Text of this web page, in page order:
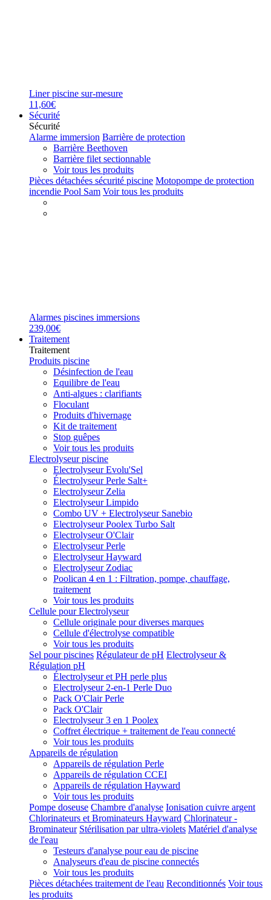
Liner piscine sur-mesure
11,60€
Sécurité
Sécurité
Alarme immersion Barrière de protection
Barrière Beethoven
Barrière filet sectionnable
Voir tous les produits
Pièces détachées sécurité piscine Motopompe de protection
incendie Pool Sam Voir tous les produits
Alarmes piscines immersions
239,00€
Traitement
Traitement
Produits piscine
Désinfection de l'eau
Equilibre de l'eau
Anti-algues : clarifiants
Floculant
Produits d'hivernage
Kit de traitement
Stop guêpes
Voir tous les produits
Electrolyseur piscine
Electrolyseur Evolu'Sel
Électrolyseur Perle Salt+
Electrolyseur Zelia
Electrolyseur Limpido
Combo UV + Electrolyseur Sanebio
Electrolyseur Poolex Turbo Salt
Electrolyseur O'Clair
Electrolyseur Perle
Electrolyseur Hayward
Electrolyseur Zodiac
Poolican 4 en 1 : Filtration, pompe, chauffage,
traitement
Voir tous les produits
Cellule pour Electrolyseur
Cellule originale pour diverses marques
Cellule d'électrolyse compatible
Voir tous les produits
Sel pour piscines Régulateur de pH Electrolyseur &
Régulation pH
Électrolyseur et PH perle plus
Electrolyseur 2-en-1 Perle Duo
Pack O'Clair Perle
Pack O'Clair
Electrolyseur 3 en 1 Poolex
Coffret électrique + traitement de l'eau connecté
Voir tous les produits
Appareils de régulation
Appareils de régulation Perle
Appareils de régulation CCEI
Appareils de régulation Hayward
Voir tous les produits
Pompe doseuse Chambre d'analyse Ionisation cuivre argent
Chlorinateurs et Brominateurs Hayward Chlorinateur -
Brominateur Stérilisation par ultra-violets Matériel d'analyse
de l'eau
Testeurs d'analyse pour eau de piscine
Analyseurs d'eau de piscine connectés
Voir tous les produits
Pièces détachées traitement de l'eau Reconditionnés Voir tous
les produits